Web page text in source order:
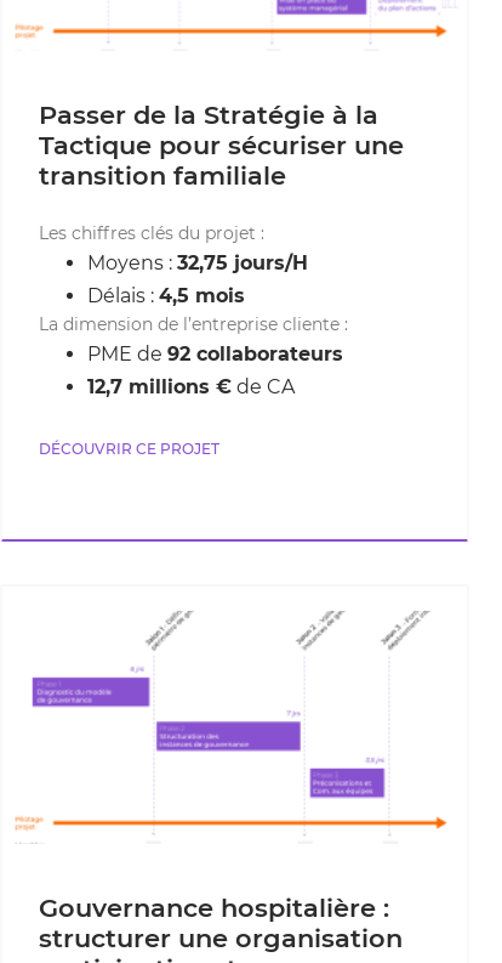
Passer de la Stratégie à la
Tactique pour sécuriser une
transition familiale
Les chiffres clés du projet :
Moyens : 32,75 jours/H
Délais : 4,5 mois
La dimension de l’entreprise cliente :
PME de 92 collaborateurs
12,7 millions € de CA
DÉCOUVRIR CE PROJET
Gouvernance hospitalière :
structurer une organisation